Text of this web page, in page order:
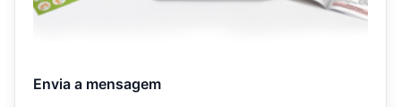
Envia a mensagem